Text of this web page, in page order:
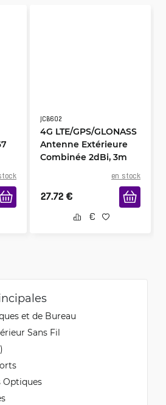
JCB602
4G LTE/GPS/GLONASS
Antenne Extérieure
Combinée 2dBi, 3m
en stock
27.72 €
et de Bureau
Sans Fil
Optiques